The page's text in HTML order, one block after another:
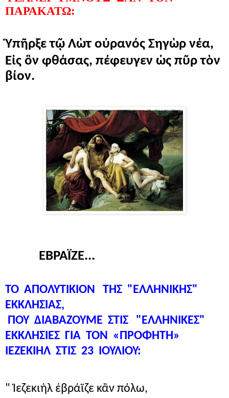
ΠΑΡΑΚΑΤΩ:
Ὑπῆρξε τῷ Λὼτ οὐρανός Σηγὼρ νέα,
Εἰς ὃν φθάσας, πέφευγεν ὡς πῦρ τὸν
βίον.
ΕΒΡΑΪΖΕ...
ΤΟ ΑΠΟΛΥΤΙΚΙΟΝ
ΤΗΣ "ΕΛΛΗΝΙΚΗΣ"
ΕΚΚΛΗΣΙΑΣ,
ΠΟΥ ΔΙΑΒΑΖΟΥΜΕ ΣΤΙΣ
"ΕΛΛΗΝΙΚΕΣ"
ΕΚΚΛΗΣΙΕΣ ΓΙΑ ΤΟΝ
«ΠΡΟΦΗΤΗ»
ΙΕΖΕΚΙΗΛ ΣΤΙΣ 23 ΙΟΥΛΙΟΥ:
" Ἰεζεκιὴλ ἑβράϊζε κἂν πόλω,